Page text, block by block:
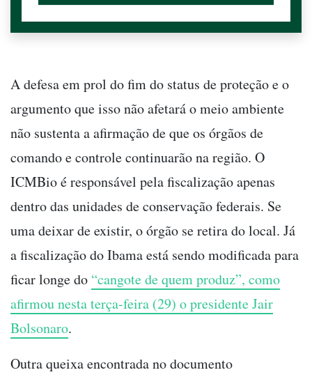
A defesa em prol do fim do status de proteção e o
argumento que isso não afetará o meio ambiente
não sustenta a afirmação de que os órgãos de
comando e controle continuarão na região. O
ICMBio é responsável pela fiscalização apenas
dentro das unidades de conservação federais. Se
uma deixar de existir, o órgão se retira do local. Já
a fiscalização do Ibama está sendo modificada para
ficar longe do “cangote de quem produz”, como
afirmou nesta terça-feira (29) o presidente Jair
Bolsonaro.
Outra queixa encontrada no documento